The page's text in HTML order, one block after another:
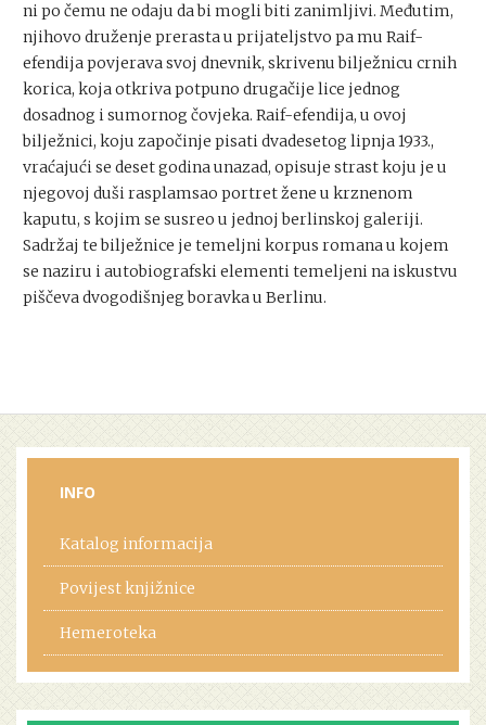
ni po čemu ne odaju da bi mogli biti zanimljivi. Međutim,
njihovo druženje prerasta u prijateljstvo pa mu Raif-
efendija povjerava svoj dnevnik, skrivenu bilježnicu crnih
korica, koja otkriva potpuno drugačije lice jednog
dosadnog i sumornog čovjeka. Raif-efendija, u ovoj
bilježnici, koju započinje pisati dvadesetog lipnja 1933.,
vraćajući se deset godina unazad, opisuje strast koju je u
njegovoj duši rasplamsao portret žene u krznenom
kaputu, s kojim se susreo u jednoj berlinskoj galeriji.
Sadržaj te bilježnice je temeljni korpus romana u kojem
se naziru i autobiografski elementi temeljeni na iskustvu
piščeva dvogodišnjeg boravka u Berlinu.
INFO
Katalog informacija
Povijest knjižnice
Hemeroteka